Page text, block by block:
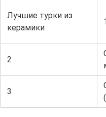
Лучшие турки из
керамики
2
3